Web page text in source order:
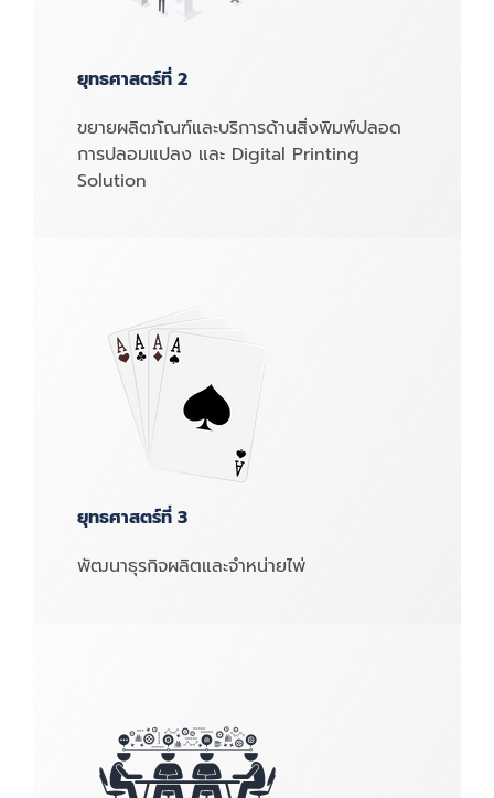
ยุทธศาสตร์ที่ 2
ขยายผลิตภัณฑ์และบริการด้านสิ่งพิมพ์ปลอด
การปลอมแปลง และ Digital Printing
Solution
ยุทธศาสตร์ที่ 3
พัฒนาธุรกิจผลิตและจำหน่ายไพ่